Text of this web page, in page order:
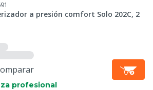
a presión comfort Solo 202C, 2
profesional